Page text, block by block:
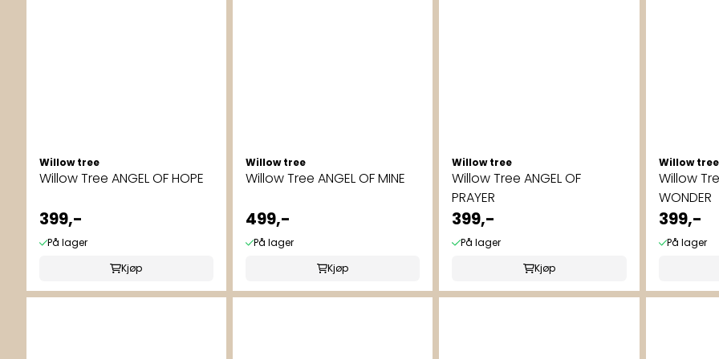
Willow tree
Willow Tree ANGEL OF HOPE
399,-
På lager
Kjøp
Willow tree
Willow Tree ANGEL OF MINE
499,-
På lager
Kjøp
Willow tree
Willow Tree ANGEL OF
PRAYER
399,-
På lager
Kjøp
Willow tree
Willow
WONDER
399,-
På lager